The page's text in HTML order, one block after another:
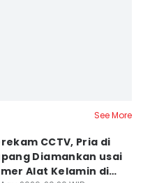
See More
CCTV, Pria di
Diamankan usai
Alat Kelamin di